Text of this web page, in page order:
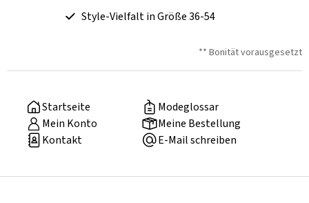
Style-Vielfalt in Größe 36-54
** Bonität vorausgesetzt
Startseite
Modeglossar
Mein Konto
Meine Bestellung
Kontakt
E-Mail schreiben